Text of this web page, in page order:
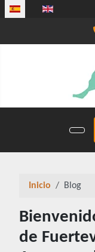
Seleccione su
Inicio Blog
de